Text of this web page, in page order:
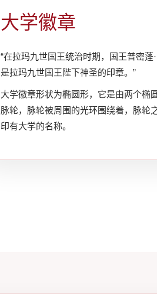
大学徽章
“在拉玛九世国王统治时期，国王普密
是拉玛九世国王陛下神圣的印章。”
大学徽章形状为椭圆形，它是由两个椭
脉轮，脉轮被周围的光环围绕着，脉轮
印有大学的名称。